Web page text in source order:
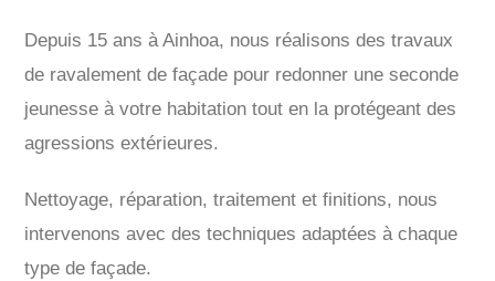
Depuis 15 ans à Ainhoa, nous réalisons des travaux
de ravalement de façade pour redonner une seconde
jeunesse à votre habitation tout en la protégeant des
agressions extérieures.
Nettoyage, réparation, traitement et finitions, nous
intervenons avec des techniques adaptées à chaque
type de façade.